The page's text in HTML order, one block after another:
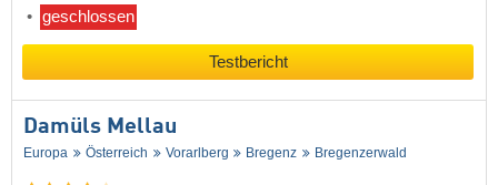
geschlossen
Testbericht
Damüls Mellau
Europa Österreich Vorarlberg Bregenz Bregenzerwald